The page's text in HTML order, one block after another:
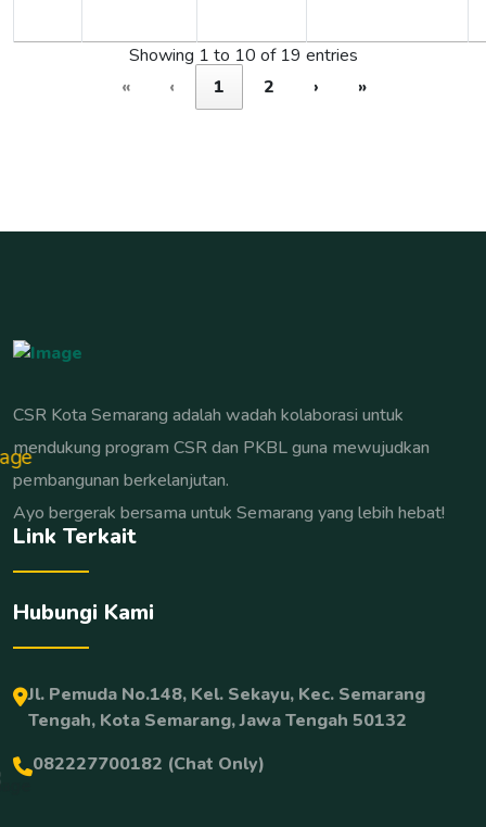
Showing 1 to 10 of 19 entries
«
‹ 1 2 › »
CSR Kota Semarang adalah wadah kolaborasi untuk
mendukung program CSR dan PKBL guna mewujudkan
pembangunan berkelanjutan.
Ayo bergerak bersama untuk Semarang yang lebih hebat!
Link Terkait
Hubungi Kami
Jl. Pemuda No.148, Kel. Sekayu, Kec. Semarang
Tengah, Kota Semarang, Jawa Tengah 50132
082227700182 (Chat Only)